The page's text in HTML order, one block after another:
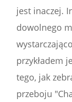
jest inaczej.
dowolnego
przykładem
tego, jak
przeboju